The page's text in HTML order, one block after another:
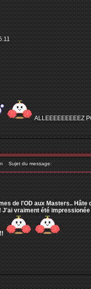
ALLEEEEEEEEEZ
Sujet du message:
de l'OD aux Masters..
vraiment été